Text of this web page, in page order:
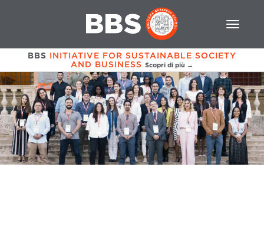
BBS INITIATIVE FOR SUSTAINABLE SOCIETY
AND BUSINESS Scopri di più →